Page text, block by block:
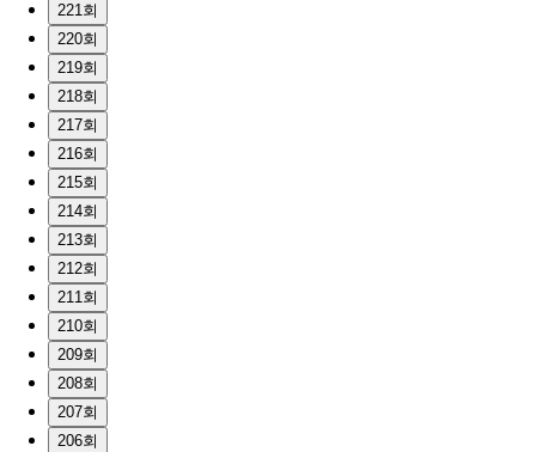
221회
220회
219회
218회
217회
216회
215회
214회
213회
212회
211회
210회
209회
208회
207회
206회